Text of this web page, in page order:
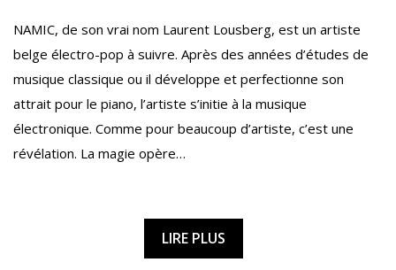
NAMIC, de son vrai nom Laurent Lousberg, est un artiste
belge électro-pop à suivre. Après des années d’études de
musique classique ou il développe et perfectionne son
attrait pour le piano, l’artiste s’initie à la musique
électronique. Comme pour beaucoup d’artiste, c’est une
révélation. La magie opère…
LIRE PLUS